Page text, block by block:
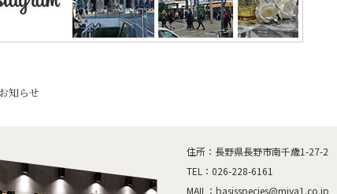
知らせ
住所：長野県長野市南千歳1-27-2
TEL： 026-228-6161
MAIL： basisspecies@miya1.co.jp